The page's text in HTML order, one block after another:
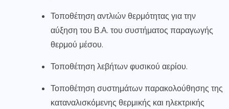
Τοποθέτηση αντλιών θερμότητας για την
αύξηση του Β.Α. του συστήματος παραγωγής
θερμού μέσου.
Τοποθέτηση λεβήτων φυσικού αερίου.
Τοποθέτηση συστημάτων παρακολούθησης της
καταναλισκόμενης θερμικής και ηλεκτρικής